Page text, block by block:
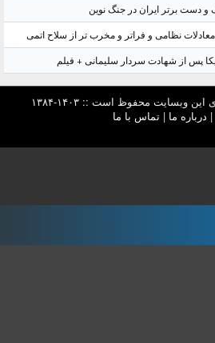
دست برتر ایران در جنگ نوین
نظامی و فراتر و مخرب تر از سلاح اتمی
پس از شهادت سردار سلیمانی + فیلم
وبسایت محفوظ است :: ۱۴۰۳-۱۳۸۴
| درباره ما |تماس با ما